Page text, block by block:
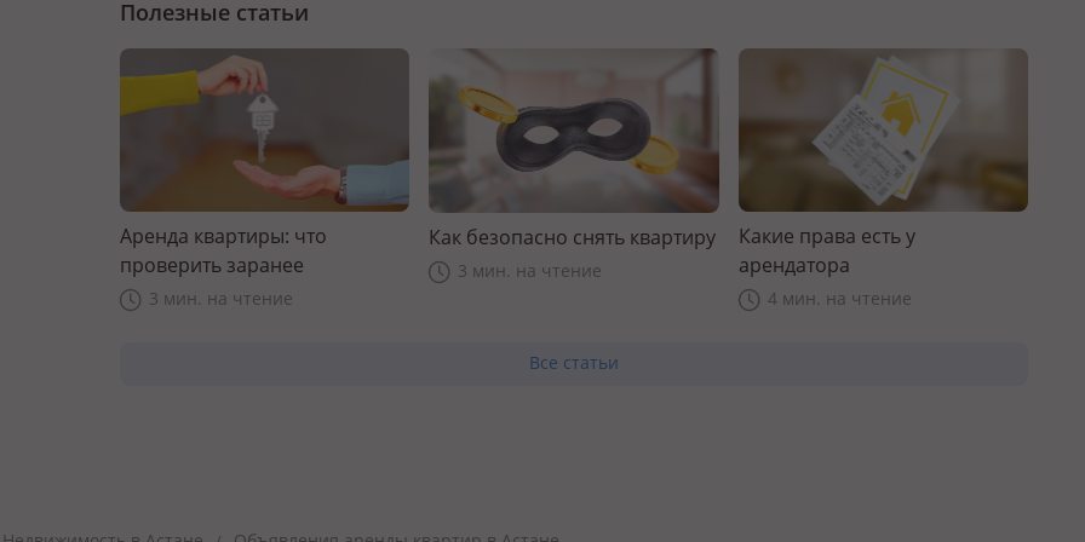
Полезные статьи
Аренда квартиры: что
проверить заранее
3 мин. на чтение
Как безопасно снять квартиру
3 мин. на чтение
Какие права есть у
арендатора
4 мин. на чтение
Все статьи